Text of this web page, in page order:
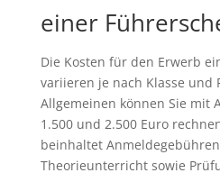
einer
Die Kosten für den Erwerb
variieren je nach Klasse und
Allgemeinen können Sie mit
1.500 und 2.500 Euro
beinhaltet
Theorieunterricht sowie